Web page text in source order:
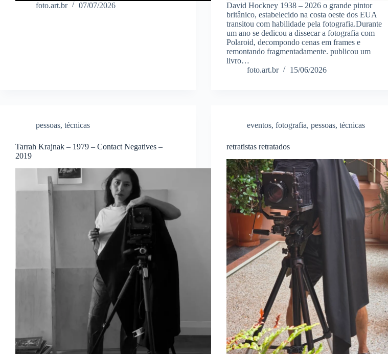
foto.art.br 07/07/2026
David Hockney 1938 – 2026 o grande pintor
britânico, estabelecido na costa oeste dos EUA
transitou com habilidade pela fotografia.Durante
um ano se dedicou a dissecar a fotografia com
Polaroid, decompondo cenas em frames e
remontando fragmentadamente. publicou um
livro…
foto.art.br
15/06/2026
pessoas, técnicas
Tarrah Krajnak – 1979 – Contact Negatives –
2019
eventos,fotografia,pessoas,técnicas
retratistas retratados